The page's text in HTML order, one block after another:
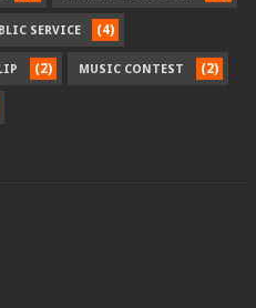
SERVICE (4)
(2) MUSIC CONTEST (2)